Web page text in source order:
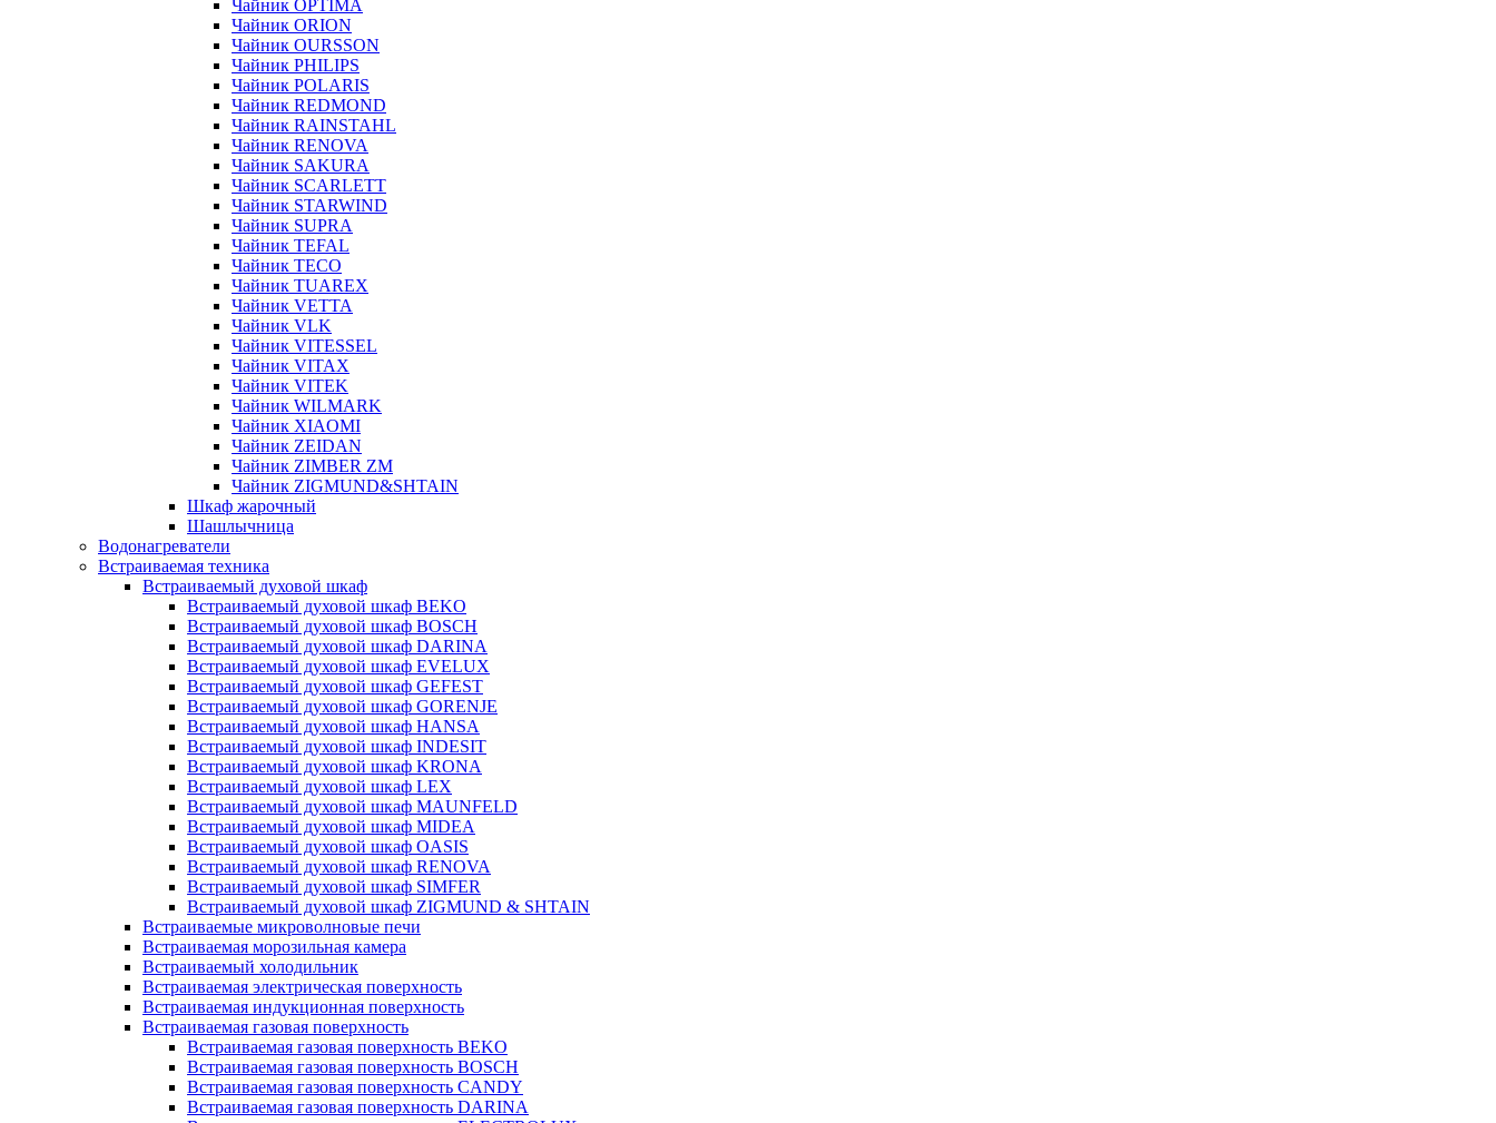
Чайник OPTIMA
Чайник ORION
Чайник OURSSON
Чайник PHILIPS
Чайник POLARIS
Чайник REDMOND
Чайник RAINSTAHL
Чайник RENOVA
Чайник SAKURA
Чайник SCARLETT
Чайник STARWIND
Чайник SUPRA
Чайник TEFAL
Чайник TECO
Чайник TUAREX
Чайник VETTA
Чайник VLK
Чайник VITESSEL
Чайник VITAX
Чайник VITEK
Чайник WILMARK
Чайник XIAOMI
Чайник ZEIDAN
Чайник ZIMBER ZM
Чайник ZIGMUND&SHTAIN
Шкаф жарочный
Шашлычница
Водонагреватели
Встраиваемая техника
Встраиваемый духовой шкаф
Встраиваемый духовой шкаф BEKO
Встраиваемый духовой шкаф BOSCH
Встраиваемый духовой шкаф DARINA
Встраиваемый духовой шкаф EVELUX
Встраиваемый духовой шкаф GEFEST
Встраиваемый духовой шкаф GORENJE
Встраиваемый духовой шкаф HANSA
Встраиваемый духовой шкаф INDESIT
Встраиваемый духовой шкаф KRONA
Встраиваемый духовой шкаф LEX
Встраиваемый духовой шкаф MAUNFELD
Встраиваемый духовой шкаф MIDEA
Встраиваемый духовой шкаф OASIS
Встраиваемый духовой шкаф RENOVA
Встраиваемый духовой шкаф SIMFER
Встраиваемый духовой шкаф ZIGMUND & SHTAIN
Встраиваемые микроволновые печи
Встраиваемая морозильная камера
Встраиваемый холодильник
Встраиваемая электрическая поверхность
Встраиваемая индукционная поверхность
Встраиваемая газовая поверхность
Встраиваемая газовая поверхность BEKO
Встраиваемая газовая поверхность BOSCH
Встраиваемая газовая поверхность CANDY
Встраиваемая газовая поверхность DARINA